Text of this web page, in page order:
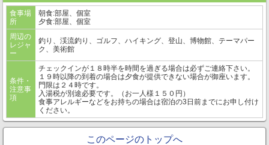
食事場
所
朝食:部屋、個室
夕食:部屋、個室
周辺の
レジャ
ー
釣り、渓流釣り、ゴルフ、ハイキング、登山、博物館、テーマパー
ク、美術館
条件・
注意事
項
チェックインが１８時半を時間を過ぎる場合は必ずご連絡下さい。
１９時以降の到着の場合は夕食が提供できない場合が御座います。
門限は２４時です。
入湯税が別途必要です。（お一人様１５０円）
食事アレルギーなどをお持ちの場合は宿泊の3日前までにお申し付け
ください。
このページのトップへ